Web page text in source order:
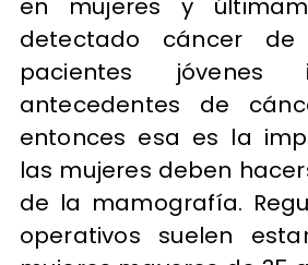
en mujeres y
detectado cáncer
pacientes jóvenes
antecedentes de
entonces esa es la
las mujeres deben
de la mamografía.
operativos suelen